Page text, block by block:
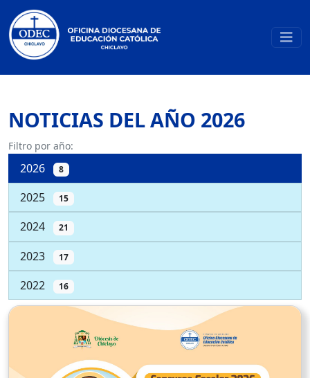
NOTICIAS DEL AÑO 2026
Filtro por año:
2026 8
2025 15
2024 21
2023 17
2022 16